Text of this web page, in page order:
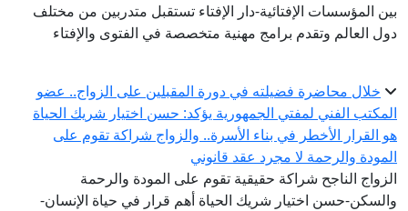
بين المؤسسات الإفتائية-دار الإفتاء تستقبل متدربين من مختلف
دول العالم وتقدم برامج مهنية متخصصة في الفتوى والإفتاء
خلال محاضرة فضيلته في دورة المقبلين على الزواج.. عضو
المكتب الفني لمفتي الجمهورية يؤكد: حسن اختيار شريك الحياة
هو القرار الأخطر في بناء الأسرة.. والزواج شراكة تقوم على
المودة والرحمة لا مجرد عقد قانوني
الزواج الناجح شراكة حقيقية تقوم على المودة والرحمة
والسكن-حسن اختيار شريك الحياة أهم قرار في حياة الإنسان-